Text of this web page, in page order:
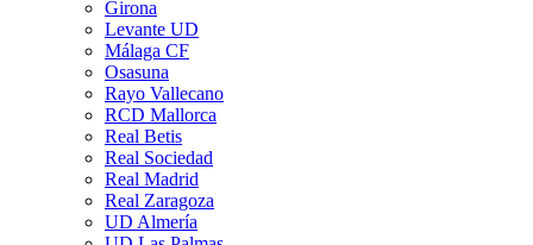
Girona
Levante UD
Málaga CF
Osasuna
Rayo Vallecano
RCD Mallorca
Real Betis
Real Sociedad
Real Madrid
Real Zaragoza
UD Almería